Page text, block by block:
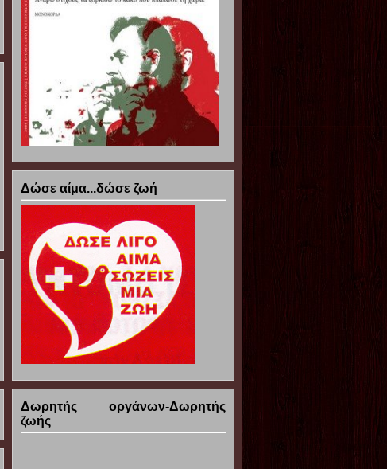
Δώσε αίμα...δώσε ζωή
Δωρητής οργάνων-Δωρητής
ζωής